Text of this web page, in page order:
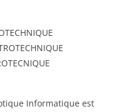
Informatique est